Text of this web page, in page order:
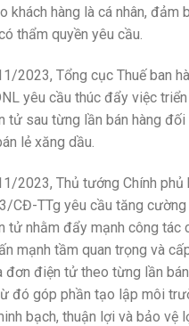
khách hàng là cá nhân, đảm
thẩm quyền yêu cầu.
2023, Tổng cục Thuế ban
yêu cầu thúc đẩy việc triển
tử sau từng lần bán hàng
lẻ xăng dầu.
2023, Thủ tướng Chính phủ
CĐ-TTg yêu cầu tăng cường
tử nhằm đẩy mạnh công tác
mạnh tầm quan trọng và
đơn điện tử theo từng lần
đó góp phần tạo lập môi
bạch, thuận lợi và bảo vệ